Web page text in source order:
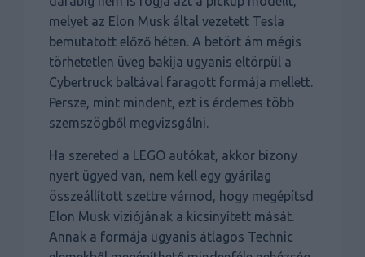
melyet az Elon Musk által vezetett Tesla
bemutatott előző héten. A betört ám mégis
törhetetlen üveg bakija ugyanis eltörpül a
Cybertruck baltával faragott formája mellett.
Persze, mint mindent, ezt is érdemes több
szemszögből megvizsgálni.
Ha szereted a LEGO autókat, akkor bizony
nyert ügyed van, nem kell egy gyárilag
összeállított szettre várnod, hogy megépítsd
Elon Musk víziójának a kicsinyített mását.
Annak a formája ugyanis átlagos Technic